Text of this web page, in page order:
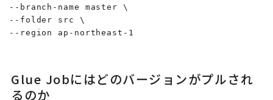
--branch-name master \
--folder src \
--region ap-northeast-1
Glue Jobにはどのバージョンがプルされ
るのか